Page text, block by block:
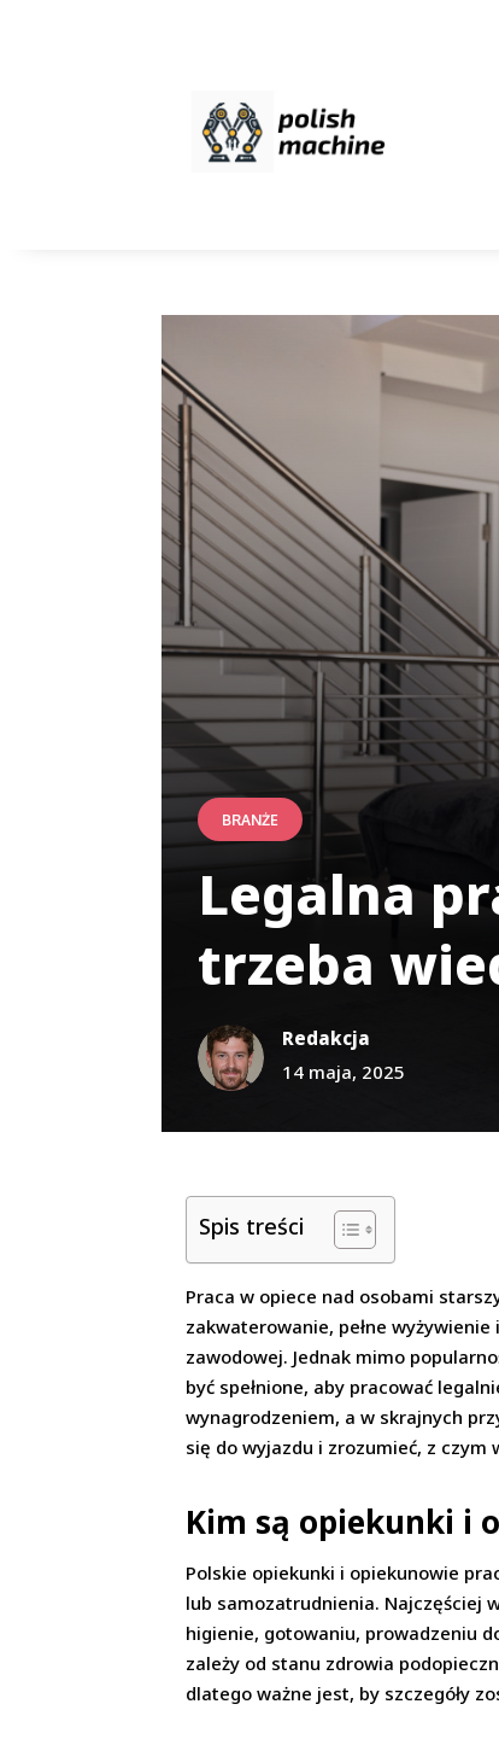
BRANŻE
Legalna
trzeba
Redakcja
14 maja, 2025
Spis treści
Praca w opiece nad osobami
zakwaterowanie, pełne
zawodowej. Jednak mimo
być spełnione, aby pracować
wynagrodzeniem, a w skrajnych
się do wyjazdu i zrozumieć, z
Kim są opiekunki i
Polskie opiekunki i opiekunowie
lub samozatrudnienia. Najczęściej
higienie, gotowaniu, prowadzeniu
zależy od stanu zdrowia
dlatego ważne jest, by szczegóły